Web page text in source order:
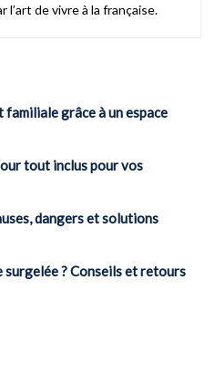
l’art de vivre à la française.
grâce à un espace
tout inclus pour vos
dangers et solutions
? Conseils et retours